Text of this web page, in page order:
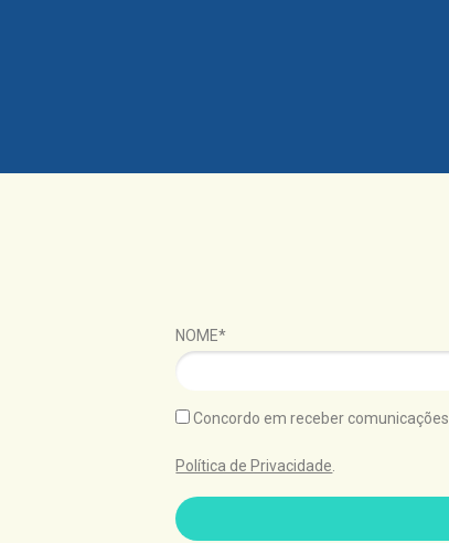
NOME*
Concordo em receber comunicações.
Política de Privacidade.